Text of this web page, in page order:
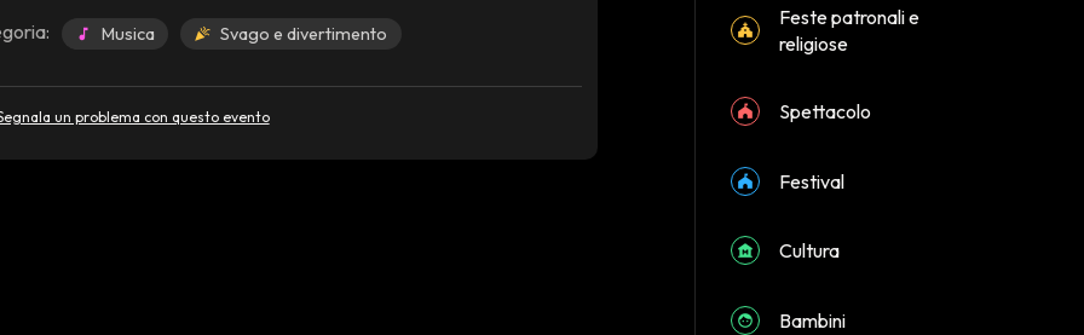
Musica Svago e divertimento
un problema con questo evento
Feste patronali e
religiose
Spettacolo
Festival
Cultura
Bambini